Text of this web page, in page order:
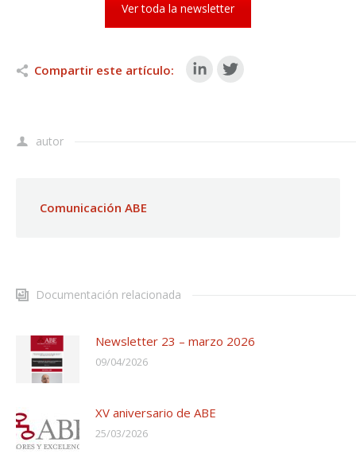
Ver toda la newsletter
Compartir este artículo:
autor
Comunicación ABE
Documentación relacionada
Newsletter 23 – marzo 2026
09/04/2026
XV aniversario de ABE
25/03/2026